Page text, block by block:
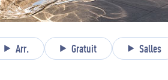
Arr. Gratuit Salles